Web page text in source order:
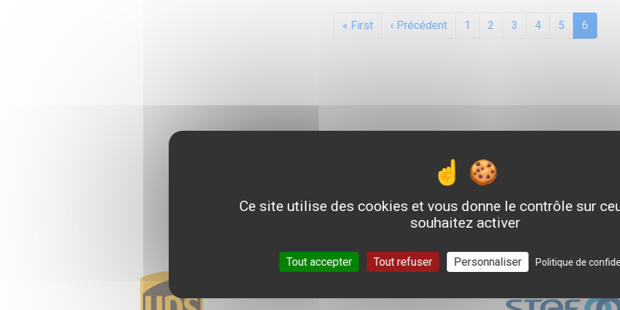
« FirstPremière page
‹ PrécédentPage précédente
1 2 3 4 5 6
Quelques entreprises
Ce site utilise des cookies et vous donne le contrôle sur
souhaitez activer
Tout accepter Tout refuser Personnaliser Politique de